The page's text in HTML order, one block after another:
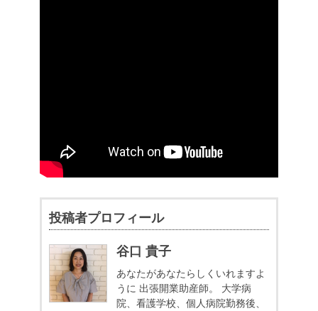
投稿者プロフィール
谷口 貴子
あなたがあなたらしくいれますよ
うに 出張開業助産師。
大学病
院、看護学校、個人病院勤務後、